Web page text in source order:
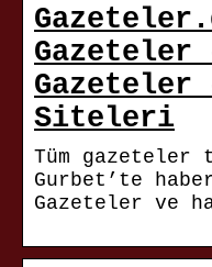
Gazeteler
Gazeteler
Siteleri
Tüm gazeteler
Gurbet’te
Gazeteler ve